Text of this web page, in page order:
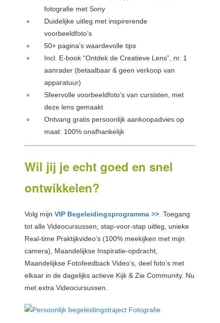
fotografie met Sony
Duidelijke uitleg met inspirerende
voorbeeldfoto’s
50+ pagina’s waardevolle tips
Incl. E-book “Ontdek de Creatieve Lens”, nr. 1
aanrader (betaalbaar & geen verkoop van
apparatuur)
Sfeervolle voorbeeldfoto’s van cursisten, met
deze lens gemaakt
Ontvang gratis persoonlijk aankoopadvies op
maat: 100% onafhankelijk
Wil jij je echt goed en snel
ontwikkelen?
Volg mijn VIP Begeleidingsprogramma >>. Toegang
tot alle Videocursussen, stap-voor-stap uitleg, unieke
Real-time Praktijkvideo’s (100% meekijken met mijn
camera), Maandelijkse Inspiratie-opdracht,
Maandelijkse Fotofeedback Video’s, deel foto’s met
elkaar in de dagelijks actieve Kijk & Zie Community. Nu
met extra Videocursussen.